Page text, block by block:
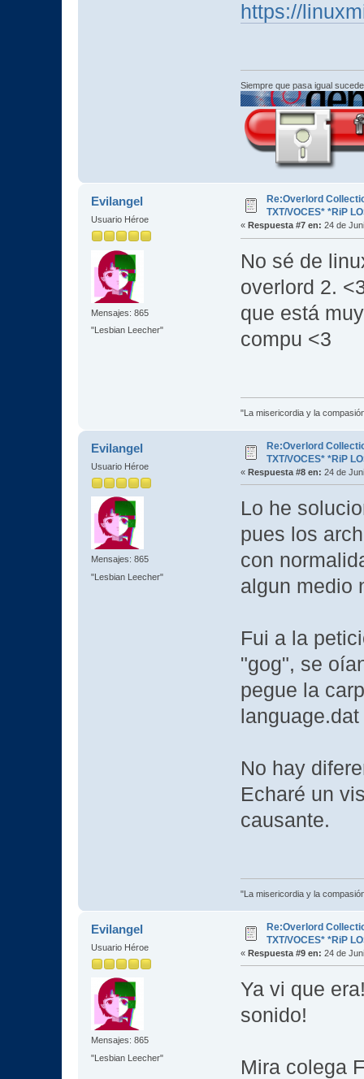
https://
Siempre que pasa igual
Evilangel
Usuario Héroe
Mensajes: 865
"Lesbian Leecher"
Re:Overlord
TXT/VOCES* *RiP
« Respuesta #7 en: 24 de
No sé de
overlord 2.
que está
compu <3
"La misericordia y la
Evilangel
Usuario Héroe
Mensajes: 865
"Lesbian Leecher"
Re:Overlord
TXT/VOCES* *RiP
« Respuesta #8 en: 24 de
Lo he
pues los
con
algun medio
Fui a la
"gog", se
pegue la
No hay
Echaré un
causante.
"La misericordia y la
Evilangel
Usuario Héroe
Mensajes: 865
"Lesbian Leecher"
Re:Overlord
TXT/VOCES* *RiP
« Respuesta #9 en: 24 de
Ya vi que
sonido!
Mira colega